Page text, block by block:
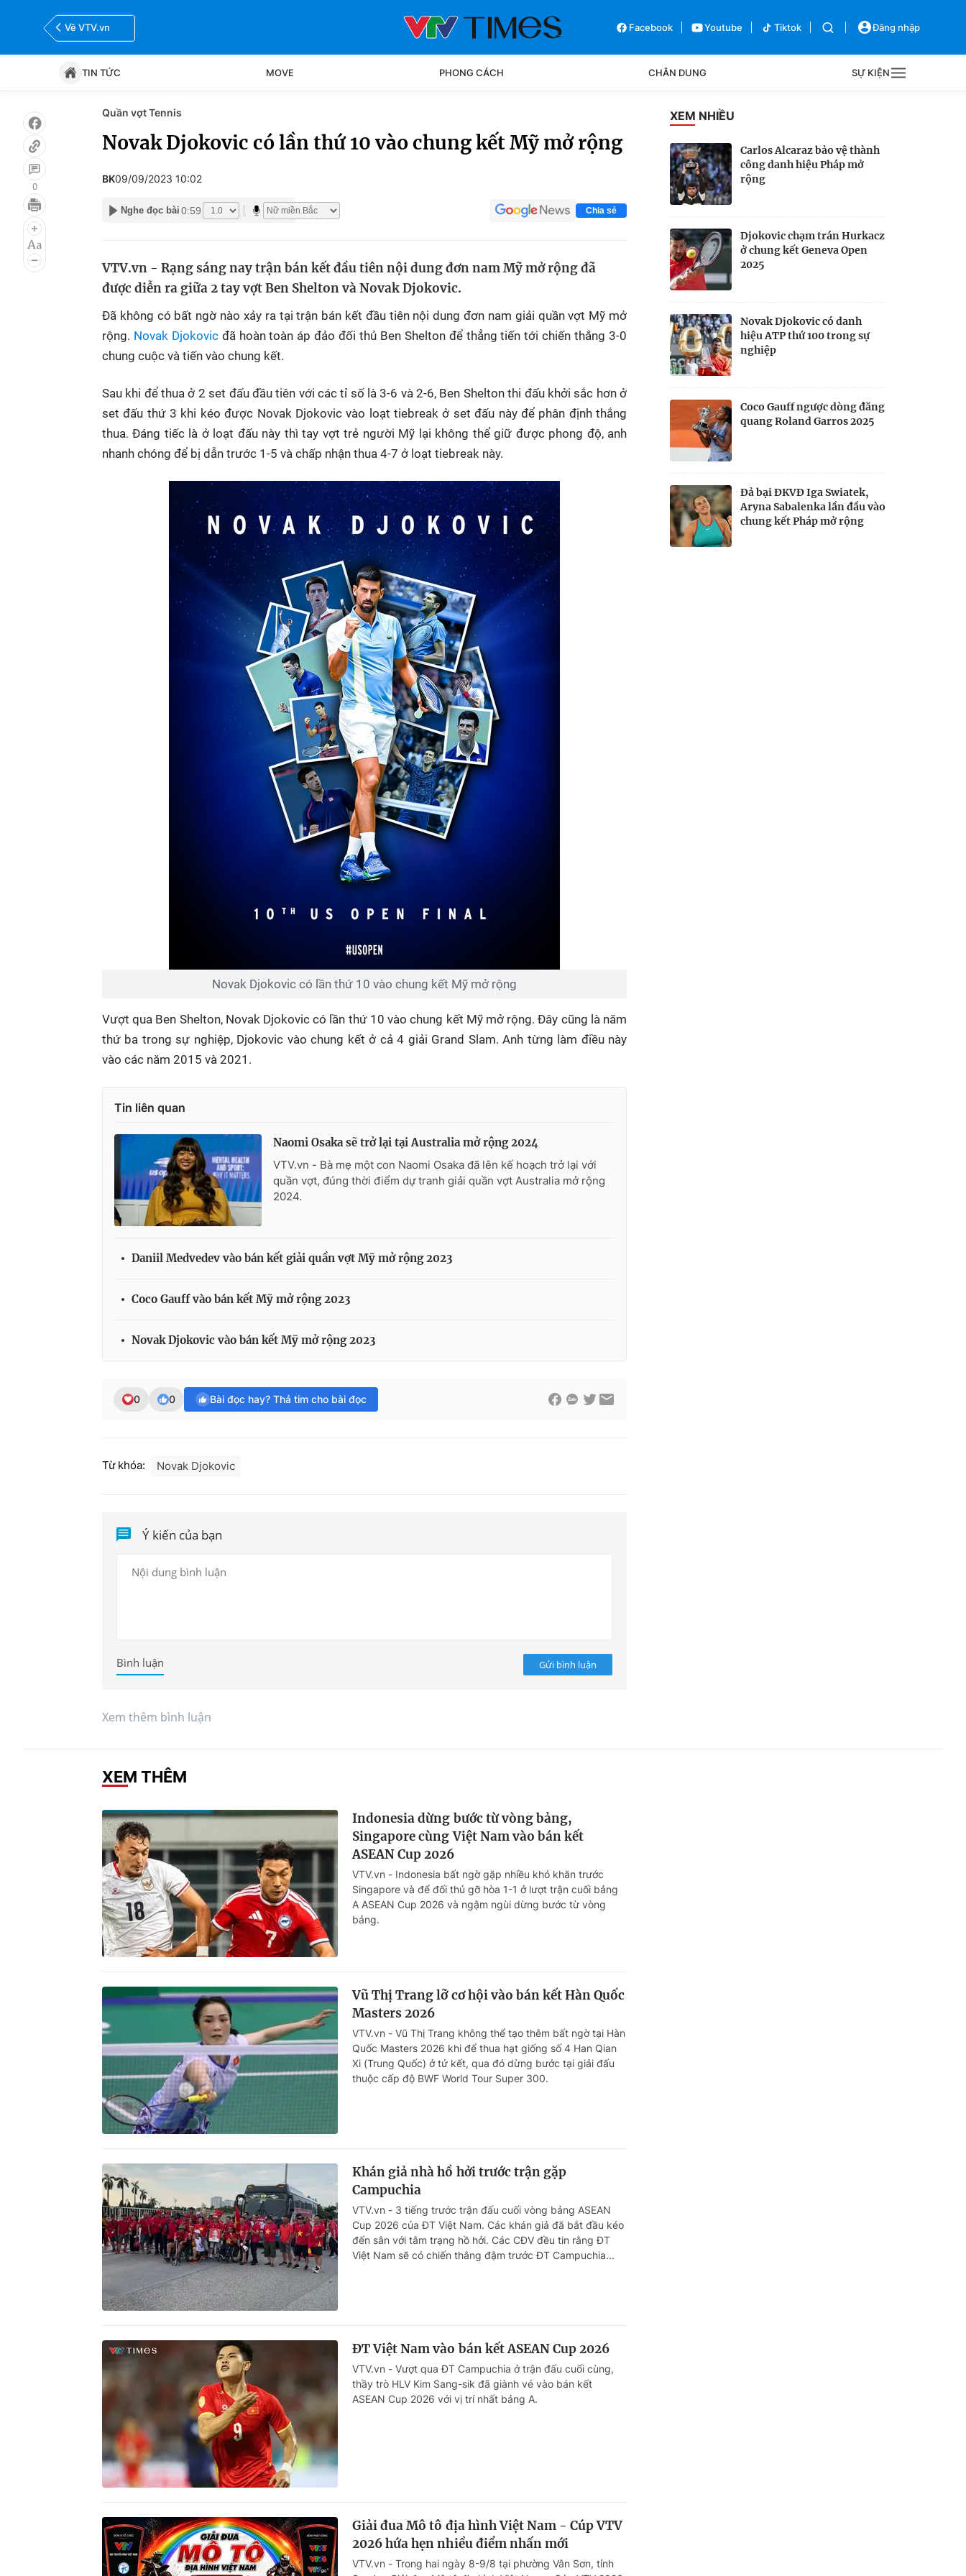
Về VTV.vn Facebook Youtube Tiktok Đăng nhập
TIN TỨC MOVE PHONG CÁCH CHÂN DUNG SỰ KIỆN
Tin tức
Bóng đá Bên lề
0
Quần vợt Tennis
Novak Djokovic có lần thứ 10 vào chung kết Mỹ mở rộng
BK09/09/2023 10:02
Nghe đọc bài 0:59 Chia sẻ
VTV.vn - Rạng sáng nay trận bán kết đầu tiên nội dung đơn nam Mỹ mở rộng đã
được diễn ra giữa 2 tay vợt Ben Shelton và Novak Djokovic.
Đã không có bất ngờ nào xảy ra tại trận bán kết đầu tiên nội dung đơn nam giải quần vợt Mỹ mở
rộng. Novak Djokovicđã hoàn toàn áp đảo đối thủ Ben Shelton để thẳng tiến tới chiến thắng 3-0
chung cuộc và tiến vào chung kết.
Sau khi để thua ở 2 set đấu đầu tiên với các tỉ số là 3-6 và 2-6, Ben Shelton thi đấu khởi sắc hơn ở
set đấu thứ 3 khi kéo được Novak Djokovic vào loạt tiebreak ở set đấu này để phân định thắng
thua. Đáng tiếc là ở loạt đấu này thì tay vợt trẻ người Mỹ lại không thể giữ được phong độ, anh
nhanh chóng để bị dẫn trước 1-5 và chấp nhận thua 4-7 ở loạt tiebreak này.
Novak Djokovic có lần thứ 10 vào chung kết Mỹ mở rộng
Vượt qua Ben Shelton, Novak Djokovic có lần thứ 10 vào chung kết Mỹ mở rộng. Đây cũng là năm
thứ ba trong sự nghiệp, Djokovic vào chung kết ở cả 4 giải Grand Slam. Anh từng làm điều này
vào các năm 2015 và 2021.
Tin liên quan
Naomi Osaka sẽ trở lại tại Australia mở rộng 2024
VTV.vn - Bà mẹ một con Naomi Osaka đã lên kế hoạch trở lại với
quần vợt, đúng thời điểm dự tranh giải quần vợt Australia mở rộng
2024.
Daniil Medvedev vào bán kết giải quần vợt Mỹ mở rộng 2023
Coco Gauff vào bán kết Mỹ mở rộng 2023
Novak Djokovic vào bán kết Mỹ mở rộng 2023
0 0 Bài đọc hay? Thả tim cho bài đọc
Từ khóa: Novak Djokovic
Ý kiến của bạn
Gửi bình luận
Bình luận
Xem thêm bình luận
XEM NHIỀU
Carlos Alcaraz bảo vệ thành
công danh hiệu Pháp mở
rộng
Djokovic chạm trán Hurkacz
ở chung kết Geneva Open
2025
Novak Djokovic có danh
hiệu ATP thứ 100 trong sự
nghiệp
Coco Gauff ngược dòng đăng
quang Roland Garros 2025
Đả bại ĐKVĐ Iga Swiatek,
Aryna Sabalenka lần đầu vào
chung kết Pháp mở rộng
XEM THÊM
Indonesia dừng bước từ vòng bảng,
Singapore cùng Việt Nam vào bán kết
ASEAN Cup 2026
VTV.vn - Indonesia bất ngờ gặp nhiều khó khăn trước
Singapore và để đối thủ gỡ hòa 1-1 ở lượt trận cuối bảng
A ASEAN Cup 2026 và ngậm ngùi dừng bước từ vòng
bảng.
Vũ Thị Trang lỡ cơ hội vào bán kết Hàn Quốc
Masters 2026
VTV.vn - Vũ Thị Trang không thể tạo thêm bất ngờ tại Hàn
Quốc Masters 2026 khi để thua hạt giống số 4 Han Qian
Xi (Trung Quốc) ở tứ kết, qua đó dừng bước tại giải đấu
thuộc cấp độ BWF World Tour Super 300.
Khán giả nhà hồ hởi trước trận gặp
Campuchia
VTV.vn - 3 tiếng trước trận đấu cuối vòng bảng ASEAN
Cup 2026 của ĐT Việt Nam. Các khán giả đã bắt đầu kéo
đến sân với tâm trạng hồ hởi. Các CĐV đều tin rằng ĐT
Việt Nam sẽ có chiến thắng đậm trước ĐT Campuchia...
ĐT Việt Nam vào bán kết ASEAN Cup 2026
VTV.vn - Vượt qua ĐT Campuchia ở trận đấu cuối cùng,
thầy trò HLV Kim Sang-sik đã giành vé vào bán kết
ASEAN Cup 2026 với vị trí nhất bảng A.
Giải đua Mô tô địa hình Việt Nam - Cúp VTV
2026 hứa hẹn nhiều điểm nhấn mới
VTV.vn - Trong hai ngày 8-9/8 tại phường Vân Sơn, tỉnh